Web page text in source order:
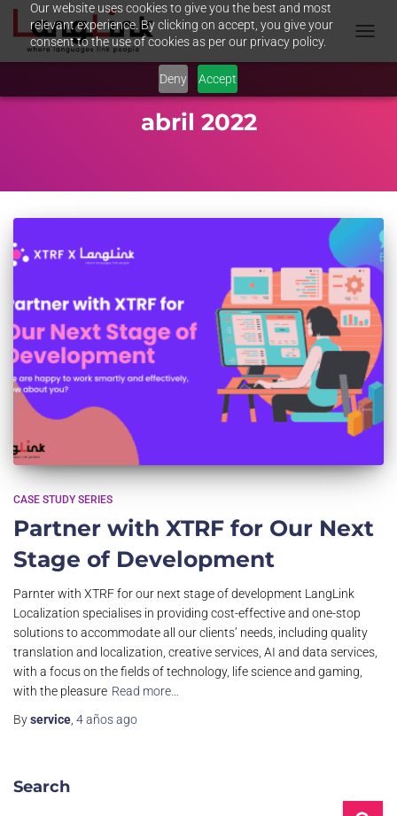
Our website uses cookies to give you the best and most
relevant experience. By clicking on accept, you give your
consent to the use of cookies as per our privacy policy.
Deny Accept
abril 2022
CASE STUDY SERIES
Partner with XTRF for Our Next
Stage of Development
Parnter with XTRF for our next stage of development LangLink
Localization specialises in providing cost-effective and one-stop
solutions to accommodate all our clients’ needs, including quality
translation and localization, creative services, AI and data services,
with a focus on the fields of technology, life science and gaming,
with the pleasure Read more…
Byservice 4 añosago
Search